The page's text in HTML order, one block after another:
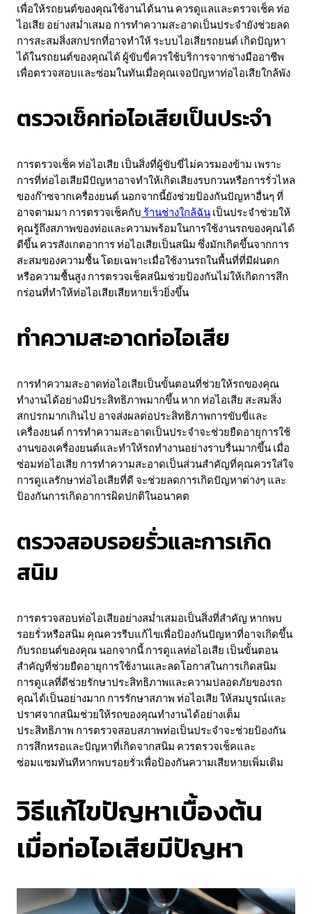
เพื่อให้รถยนต์ของคุณใช้งานได้นาน ควรดูแลและตรวจเช็ค ท่อ
ไอเสีย อย่างสม่ำเสมอ การทำความสะอาดเป็นประจำยังช่วยลด
การสะสมสิ่งสกปรกที่อาจทำให้ ระบบไอเสียรถยนต์ เกิดปัญหา
ได้ในรถยนต์ของคุณได้ ผู้ขับขี่ควรใช้บริการจากช่างมืออาชีพ
เพื่อตรวจสอบและซ่อมในทันเมื่อคุณเจอปัญหาท่อไอเสียใกล้พัง
ตรวจเช็คท่อไอเสียเป็นประจำ
การตรวจเช็ค ท่อไอเสีย เป็นสิ่งที่ผู้ขับขี่ไม่ควรมองข้าม เพราะ
การที่ท่อไอเสียมีปัญหาอาจทำให้เกิดเสียงรบกวนหรือการรั่วไหล
ของก๊าซจากเครื่องยนต์ นอกจากนี้ยังช่วยป้องกันปัญหาอื่นๆ ที่
อาจตามมา การตรวจเช็คกับ ร้านช่างใกล้ฉันเป็นประจำช่วยให้
คุณรู้ถึงสภาพของท่อและความพร้อมในการใช้งานรถของคุณได้
ดีขึ้น ควรสังเกตอาการ ท่อไอเสียเป็นสนิม ซึ่งมักเกิดขึ้นจากการ
สะสมของความชื้น โดยเฉพาะเมื่อใช้งานรถในพื้นที่ที่มีฝนตก
หรือความชื้นสูง การตรวจเช็คสนิมช่วยป้องกันไม่ให้เกิดการสึก
กร่อนที่ทำให้ท่อไอเสียเสียหายเร็วยิ่งขึ้น
ทำความสะอาดท่อไอเสีย
การทำความสะอาดท่อไอเสียเป็นขั้นตอนที่ช่วยให้รถของคุณ
ทำงานได้อย่างมีประสิทธิภาพมากขึ้น หาก ท่อไอเสีย สะสมสิ่ง
สกปรกมากเกินไป อาจส่งผลต่อประสิทธิภาพการขับขี่และ
เครื่องยนต์ การทำความสะอาดเป็นประจำจะช่วยยืดอายุการใช้
งานของเครื่องยนต์และทำให้รถทำงานอย่างราบรื่นมากขึ้น เมื่อ
ซ่อมท่อไอเสีย การทำความสะอาดเป็นส่วนสำคัญที่คุณควรใส่ใจ
การดูแลรักษาท่อไอเสียที่ดี จะช่วยลดการเกิดปัญหาต่างๆ และ
ป้องกันการเกิดอาการผิดปกติในอนาคต
ตรวจสอบรอยรั่วและการเกิด
สนิม
การตรวจสอบท่อไอเสียอย่างสม่ำเสมอเป็นสิ่งที่สำคัญ หากพบ
รอยรั่วหรือสนิม คุณควรรีบแก้ไขเพื่อป้องกันปัญหาที่อาจเกิดขึ้น
กับรถยนต์ของคุณ นอกจากนี้ การดูแลท่อไอเสีย เป็นขั้นตอน
สำคัญที่ช่วยยืดอายุการใช้งานและลดโอกาสในการเกิดสนิม
การดูแลที่ดีช่วยรักษาประสิทธิภาพและความปลอดภัยของรถ
คุณได้เป็นอย่างมาก การรักษาสภาพ ท่อไอเสีย ให้สมบูรณ์และ
ปราศจากสนิมช่วยให้รถของคุณทำงานได้อย่างเต็ม
ประสิทธิภาพ การตรวจสอบสภาพท่อเป็นประจำจะช่วยป้องกัน
การสึกหรอและปัญหาที่เกิดจากสนิม ควรตรวจเช็คและ
ซ่อมแซมทันทีหากพบรอยรั่วเพื่อป้องกันความเสียหายเพิ่มเติม
วิธีแก้ไขปัญหาเบื้องต้น
เมื่อท่อไอเสียมีปัญหา